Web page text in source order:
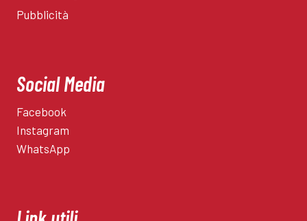
Pubblicità
Social Media
Facebook
Instagram
WhatsApp